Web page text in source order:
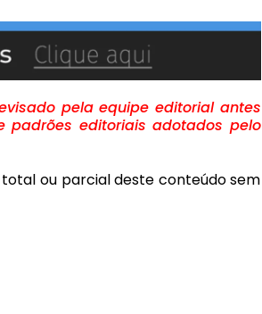
pela equipe editorial antes
padrões editoriais adotados pelo
total ou parcial deste conteúdo sem